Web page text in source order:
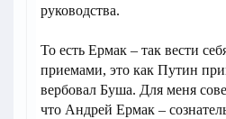
руководства.
То есть Ермак – так вести
приемами, это как Путин
вербовал Буша. Для меня
что Андрей Ермак –